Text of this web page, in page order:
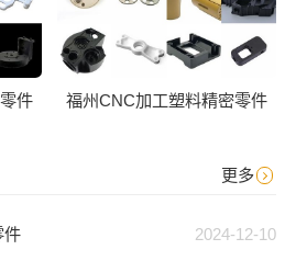
件 福州CNC加工塑料精密零件
更多
2024-12-10
件